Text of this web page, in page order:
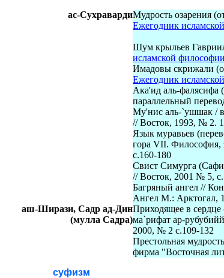
ас-СухравардиМудрость озарения
Ежегодник
Шум крыльев
исламской
Имадовы скрижали
Ежегодник
Ака'ид аль-фалясифа
параллельный
Му'нис аль-`ушшак /
// Восток, 1993, № 2.
Язык муравьев
гора VII. Философия,
с.160-180
Свист Симурга
// Восток, 2001 № 5,
Багряный ангел //
Ангел М.: Арктогал,
аш-Ширази, Садр ад-Дин
(мулла Садра)
Приходящее в сердце
ма`рифат ар-
2000, № 2 с.109-132
Престольная
фирма "Восточная
суфизм